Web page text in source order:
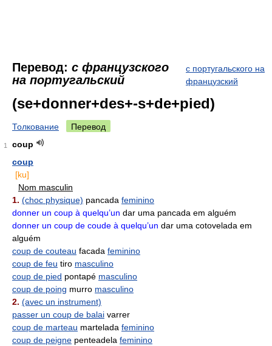
Перевод: с французского
на португальский
с португальского на
французский
(se+donner+des+-s+de+pied)
Толкование Перевод
1
coup
coup
[ku]
Nom masculin
1. (choc physique) pancada feminino
donner un coup à quelqu’un dar uma pancada em alguém
donner un coup de coude à quelqu’un dar uma cotovelada em
alguém
coup de couteau facada feminino
coup de feu tiro masculino
coup de pied pontapé masculino
coup de poing murro masculino
2. (avec un instrument)
passer un coup de balai varrer
coup de marteau martelada feminino
coup de peigne penteadela feminino